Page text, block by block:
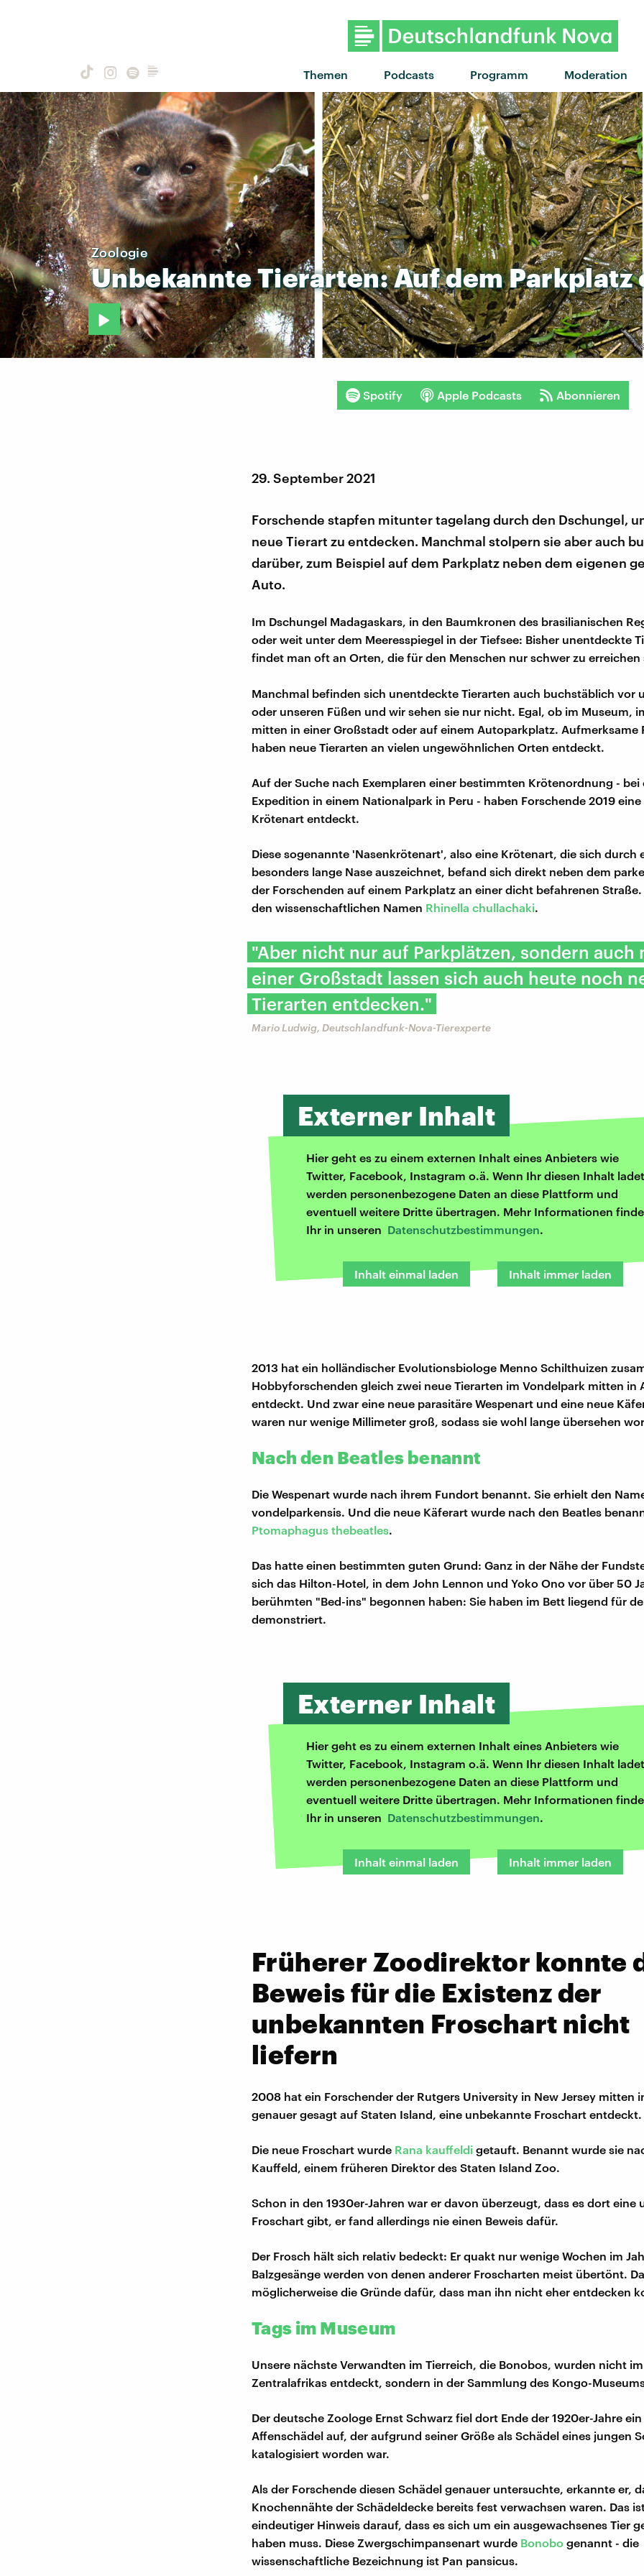
Themen Podcasts Programm Moderation
"I Predict A Riot" von Kaiser
Zoologie
UnbekannteTierarten:AufdemParkplatz
Spotify Apple Podcasts Abonnieren
29. September 2021
Forschende stapfen mitunter tagelang durch den Dschungel,
neue Tierart zu entdecken. Manchmal stolpern sie aber auch
darüber, zum Beispiel auf dem Parkplatz neben dem eigenen
Auto.
Im Dschungel Madagaskars, in den Baumkronen des brasilianischen
oder weit unter dem Meeresspiegel in der Tiefsee: Bisher unentdeckte
findet man oft an Orten, die für den Menschen nur schwer zu erreichen
Manchmal befinden sich unentdeckte Tierarten auch buchstäblich vor
oder unseren Füßen und wir sehen sie nur nicht. Egal, ob im Museum,
mitten in einer Großstadt oder auf einem Autoparkplatz. Aufmerksame
haben neue Tierarten an vielen ungewöhnlichen Orten entdeckt.
Auf der Suche nach Exemplaren einer bestimmten Krötenordnung - bei
Expedition in einem Nationalpark in Peru - haben Forschende 2019 eine
Krötenart entdeckt.
Diese sogenannte 'Nasenkrötenart', also eine Krötenart, die sich durch
besonders lange Nase auszeichnet, befand sich direkt neben dem
der Forschenden auf einem Parkplatz an einer dicht befahrenen
den wissenschaftlichen Namen Rhinella chullachaki.
"Aber nicht nur auf Parkplätzen, sondern auch
einer Großstadt lassen sich auch heute noch
Tierarten entdecken."
Mario Ludwig, Deutschlandfunk-Nova-Tierexperte
Externer Inhalt
Hier geht es zu einem externen Inhalt eines Anbieters wie
Twitter, Facebook, Instagram o.ä. Wenn Ihr diesen Inhalt
werden personenbezogene Daten an diese Plattform und
eventuell weitere Dritte übertragen. Mehr Informationen
Ihr in unseren Datenschutzbestimmungen.
Inhalt einmal laden Inhalt immer laden
2013 hat ein holländischer Evolutionsbiologe Menno Schilthuizen
Hobbyforschenden gleich zwei neue Tierarten im Vondelpark mitten in
entdeckt. Und zwar eine neue parasitäre Wespenart und eine neue
waren nur wenige Millimeter groß, sodass sie wohl lange übersehen
Nach den Beatles benannt
Die Wespenart wurde nach ihrem Fundort benannt. Sie erhielt den
vondelparkensis. Und die neue Käferart wurde nach den Beatles
Ptomaphagus thebeatles.
Das hatte einen bestimmten guten Grund: Ganz in der Nähe der
sich das Hilton-Hotel, in dem John Lennon und Yoko Ono vor über 50
berühmten "Bed-ins" begonnen haben: Sie haben im Bett liegend für
demonstriert.
Externer Inhalt
Hier geht es zu einem externen Inhalt eines Anbieters wie
Twitter, Facebook, Instagram o.ä. Wenn Ihr diesen Inhalt
werden personenbezogene Daten an diese Plattform und
eventuell weitere Dritte übertragen. Mehr Informationen
Ihr in unseren Datenschutzbestimmungen.
Inhalt einmal laden Inhalt immer laden
Früherer Zoodirektor konnte
Beweis für die Existenz der
unbekannten Froschart nicht
liefern
2008 hat ein Forschender der Rutgers University in New Jersey mitten
genauer gesagt auf Staten Island, eine unbekannte Froschart entdeckt.
Die neue Froschart wurde Rana kauffeldi getauft. Benannt wurde sie
Kauffeld, einem früheren Direktor des Staten Island Zoo.
Schon in den 1930er-Jahren war er davon überzeugt, dass es dort eine
Froschart gibt, er fand allerdings nie einen Beweis dafür.
Der Frosch hält sich relativ bedeckt: Er quakt nur wenige Wochen im
Balzgesänge werden von denen anderer Froscharten meist übertönt.
möglicherweise die Gründe dafür, dass man ihn nicht eher entdecken
Tags im Museum
Unsere nächste Verwandten im Tierreich, die Bonobos, wurden nicht
Zentralafrikas entdeckt, sondern in der Sammlung des Kongo-
Der deutsche Zoologe Ernst Schwarz fiel dort Ende der 1920er-Jahre
Affenschädel auf, der aufgrund seiner Größe als Schädel eines jungen
katalogisiert worden war.
Als der Forschende diesen Schädel genauer untersuchte, erkannte er,
Knochennähte der Schädeldecke bereits fest verwachsen waren. Das
eindeutiger Hinweis darauf, dass es sich um ein ausgewachsenes Tier
haben muss. Diese Zwergschimpansenart wurde Bonobo genannt - die
wissenschaftliche Bezeichnung ist Pan pansicus.